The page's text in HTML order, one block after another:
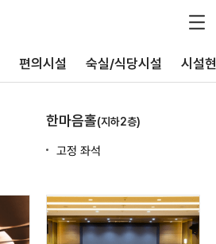
편의시설 숙실/식당시설 시설
한마음홀(지하2층)
고정 좌석